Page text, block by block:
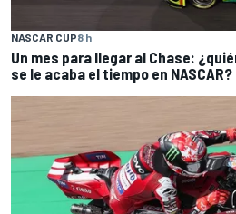
NASCAR CUP8 h
Un mes para llegar al Chase:
se le acaba el tiempo en NASCAR?